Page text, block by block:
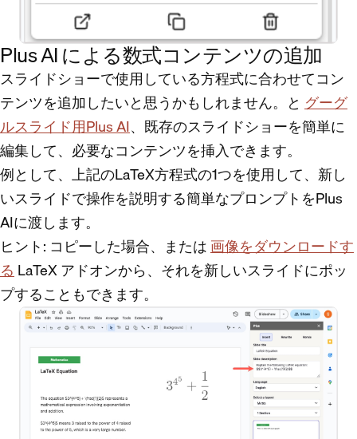
Plus AI による数式コンテンツの追加
スライドショーで使用している方程式に合わせてコン
テンツを追加したいと思うかもしれません。と グーグ
ルスライド用Plus AI、既存のスライドショーを簡単に
編集して、必要なコンテンツを挿入できます。
例として、上記のLaTeX方程式の1つを使用して、新し
いスライドで操作を説明する簡単なプロンプトをPlus
AIに渡します。
ヒント: コピーした場合、または画像をダウンロードす
るLaTeX アドオンから、それを新しいスライドにポッ
プすることもできます。